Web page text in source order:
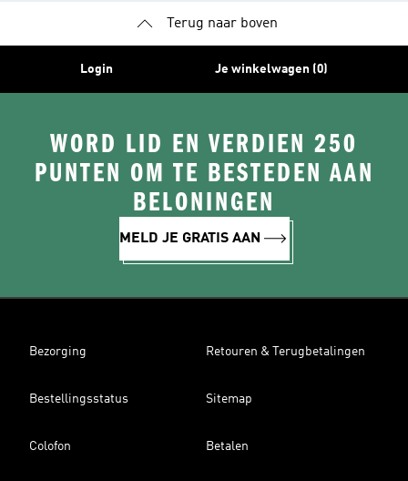
Terug naar boven
Login Je winkelwagen (0)
WORD LID EN VERDIEN 250
PUNTEN OM TE BESTEDEN AAN
BELONINGEN
MELD JE GRATIS AAN
Bezorging Retouren & Terugbetalingen
Bestellingsstatus Sitemap
Colofon Betalen